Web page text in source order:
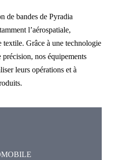
de bandes de Pyradia
l’aérospatiale,
textile. Grâce à une technologie
précision, nos équipements
leurs opérations et à